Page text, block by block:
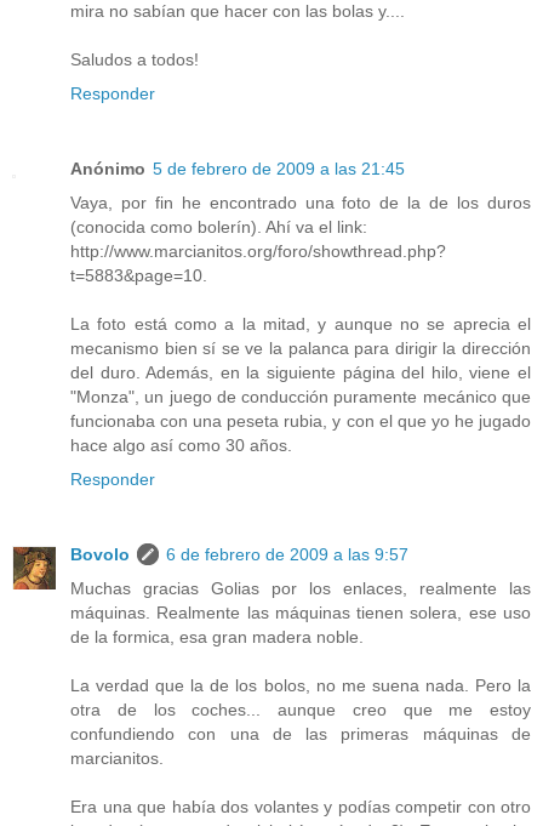
mira no sabían que hacer con las bolas y....
Saludos a todos!
Responder
Anónimo 5 de febrero de 2009 a las 21:45
Vaya, por fin he encontrado una foto de la de los duros
(conocida como bolerín). Ahí va el link:
http://www.marcianitos.org/foro/showthread.php?
t=5883&page=10.
La foto está como a la mitad, y aunque no se aprecia el
mecanismo bien sí se ve la palanca para dirigir la dirección
del duro. Además, en la siguiente página del hilo, viene el
"Monza", un juego de conducción puramente mecánico que
funcionaba con una peseta rubia, y con el que yo he jugado
hace algo así como 30 años.
Responder
Bovolo
6 de febrero de 2009 a las 9:57
Muchas gracias Golias por los enlaces, realmente las
máquinas. Realmente las máquinas tienen solera, ese uso
de la formica, esa gran madera noble.
La verdad que la de los bolos, no me suena nada. Pero la
otra de los coches... aunque creo que me estoy
confundiendo con una de las primeras máquinas de
marcianitos.
Era una que había dos volantes y podías competir con otro